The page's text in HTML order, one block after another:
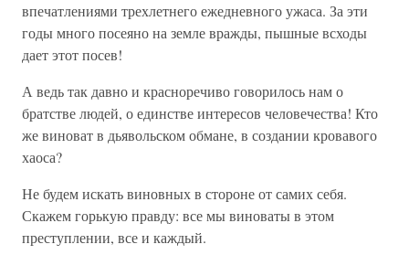
впечатлениями трехлетнего ежедневного ужаса. За эти
годы много посеяно на земле вражды, пышные всходы
дает этот посев!
А ведь так давно и красноречиво говорилось нам о
братстве людей, о единстве интересов человечества! Кто
же виноват в дьявольском обмане, в создании кровавого
хаоса?
Не будем искать виновных в стороне от самих себя.
Скажем горькую правду: все мы виноваты в этом
преступлении, все и каждый.